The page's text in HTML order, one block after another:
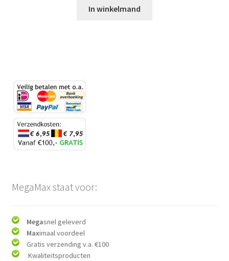
In winkelmand
MegaMax staat voor:
Megasnel geleverd
Maximaal voordeel
Gratis verzending v.a. €100
Kwaliteitsproducten